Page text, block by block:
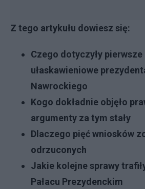
Z tego artykułu dowiesz się:
Czego dotyczyły
ułaskawieniowe
Nawrockiego
Kogo dokładnie objęło
argumenty za tym stały
Dlaczego pięć wniosków
odrzuconych
Jakie kolejne sprawy
Pałacu Prezydenckim